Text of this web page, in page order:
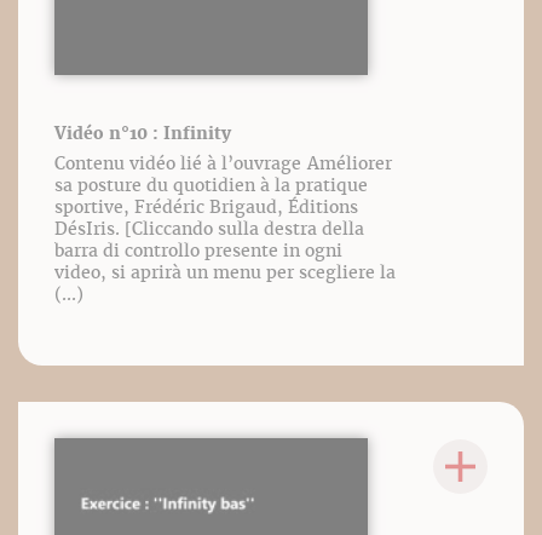
Vidéo n°10 : Infinity
Contenu vidéo lié à l’ouvrage Améliorer
sa posture du quotidien à la pratique
sportive, Frédéric Brigaud, Éditions
DésIris. [Cliccando sulla destra della
barra di controllo presente in ogni
video, si aprirà un menu per scegliere la
(...)